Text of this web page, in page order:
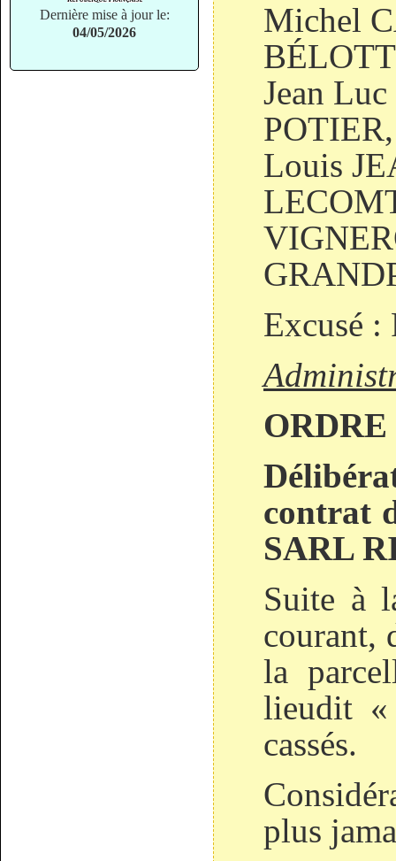
Dernière mise à jour le:
04/05/2026
Michel
Jean
Louis
Excusé
contrat
SARL
Suite à
courant,
la
lieudit
cassés.
plus